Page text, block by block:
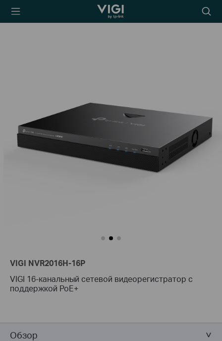
TP-Link, Reliably
icon
VIGI NVR2016H-16P
VIGI 16-канальный сетевой видеорегистратор с
поддержкой PoE+
Обзор